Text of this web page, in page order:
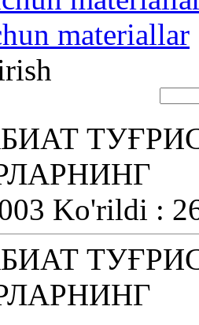
materiallar
Ko'rildi :